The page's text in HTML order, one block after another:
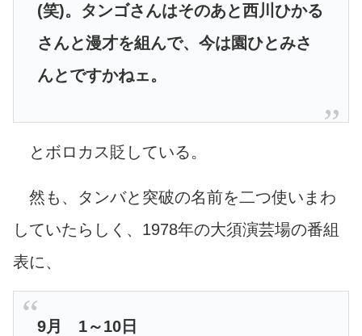
(笑)。タンゴさんはそのあと西川ひかる
さんと漫才を組んで、今は園ひとみさ
んとですかねェ。
とボロカス貶している。
然も、タンバと突破の名前を二つ使いまわ
していたらしく、1978年の大須演芸場の番組
表に、
9月 1～10日